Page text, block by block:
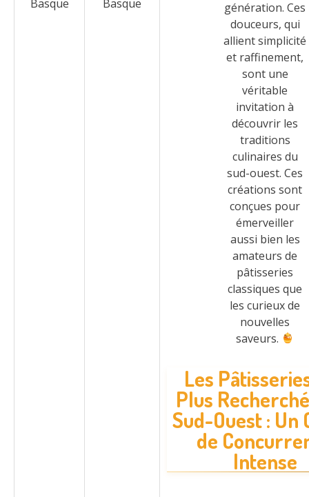
Basque Basque
génération. Ces
douceurs, qui
allient simplicité
et raffinement,
sont une
véritable
invitation à
découvrir les
traditions
culinaires du
sud-ouest. Ces
créations sont
conçues pour
émerveiller
aussi bien les
amateurs de
pâtisseries
classiques que
les curieux de
nouvelles
saveurs.
Les
Plus
Sud-Ouest : Un
de
Intense